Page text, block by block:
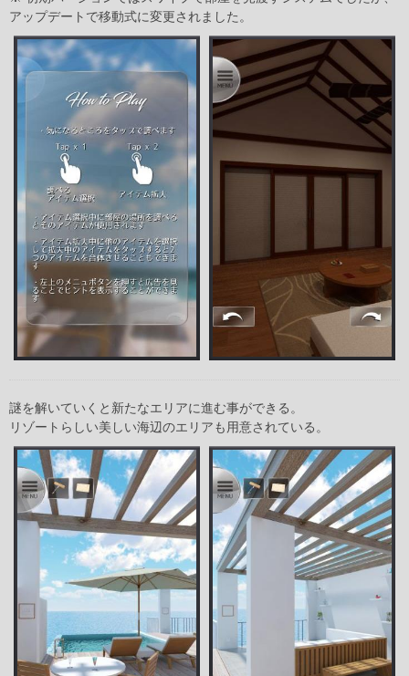
アップデートで移動式に変更されました。
謎を解いていくと新たなエリアに進む事ができる。
リゾートらしい美しい海辺のエリアも用意されている。